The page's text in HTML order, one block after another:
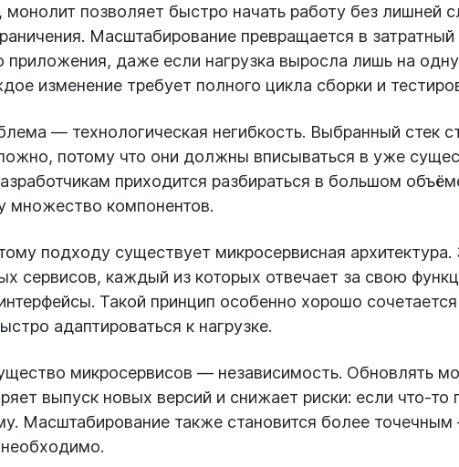
монолит позволяет быстро начать работу без лишней
Масштабирование превращается в
приложения, даже если нагрузка выросла лишь на
изменение требует полного цикла сборки и
— технологическая негибкость. Выбранный стек
потому что они должны вписываться в уже
приходится разбираться в большом
множество компонентов.
подходу существует микросервисная
сервисов, каждый из которых отвечает за свою
Такой принцип особенно хорошо
адаптироваться к нагрузке.
микросервисов — независимость. Обновлять
выпуск новых версий и снижает риски: если что-
Масштабирование также становится более